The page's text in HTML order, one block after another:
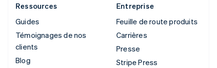
Ressources
Guides
Témoignages de nos
clients
Blog
Entreprise
Feuille de route produits
Carrières
Presse
Stripe Press